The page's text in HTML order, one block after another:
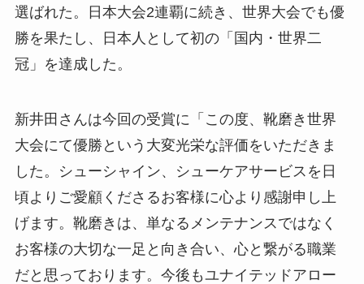
選ばれた。日本大会2連覇に続き、世界大会でも優
勝を果たし、日本人として初の「国内・世界二
冠」を達成した。
新井田さんは今回の受賞に「この度、靴磨き世界
大会にて優勝という大変光栄な評価をいただきま
した。シューシャイン、シューケアサービスを日
頃よりご愛顧くださるお客様に心より感謝申し上
げます。靴磨きは、単なるメンテナンスではなく
お客様の大切な一足と向き合い、心と繋がる職業
だと思っております。今後もユナイテッドアロー